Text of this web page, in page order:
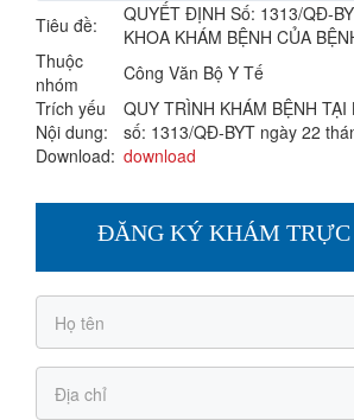
Tiêu đề:
QUYẾT ĐỊNH Số: 1313/QĐ-
KHOA KHÁM BỆNH CỦA
Thuộc
nhóm
Công Văn Bộ Y Tế
Trích yếu
Nội dung:
QUY TRÌNH KHÁM BỆNH
số: 1313/QĐ-BYT ngày 22
Download: download
ĐĂNG KÝ KHÁM